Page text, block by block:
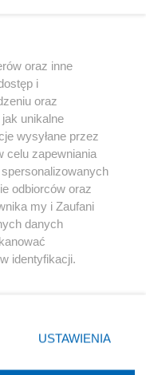
Youtube
oraz inne
i
oraz
unikalne
wysyłane przez
celu zapewniania
odbiorców oraz
my i Zaufani
danych
identyfikacji.
prywatności
strony
zgody
USTAWIENIA